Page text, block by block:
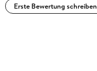
Erste Bewertung schreiben